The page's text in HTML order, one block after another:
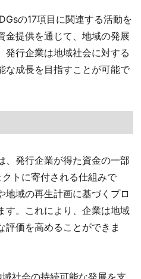
の17項目に関連する活動を
金提供を通じて、地域の発展
発行企業は地域社会に対する
な成長を目指すことが可能で
、発行企業が得た資金の一部
トに寄付される仕組みで
地域の再生計画に基づくプロ
す。これにより、企業は地域
評価を高めることができま
社会の持続可能な発展を支